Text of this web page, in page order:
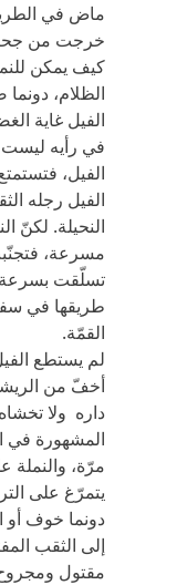
ماض في
خرجت من
كيف يمكن
الظلام،
الفيل غاية
في رأيه
الفيل،
الفيل رجله
النحيلة. لكنّ
مسرعة،
تسلّقت بسرعة
طريقها في
القمّة.
لم يستطع
أخفّ من
داره ولا
المشهورة في
مرّة،
يتمرّغ على
دونما خوف أو
إلى الثقب
مقتول